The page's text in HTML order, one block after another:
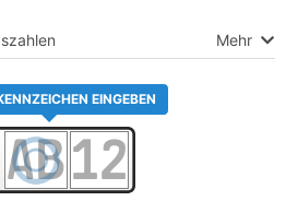
Mehr
EINGEBEN